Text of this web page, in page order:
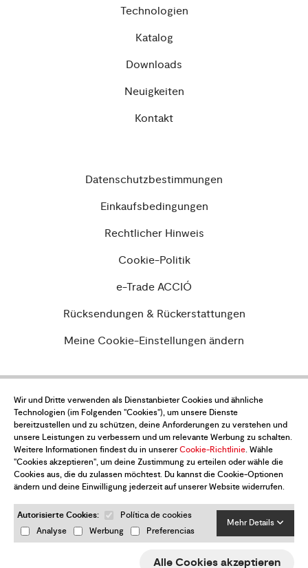
Technologien
Katalog
Downloads
Neuigkeiten
Kontakt
Datenschutzbestimmungen
Einkaufsbedingungen
Rechtlicher Hinweis
Cookie-Politik
e-Trade ACCIÓ
Rücksendungen & Rückerstattungen
Meine Cookie-Einstellungen ändern
Möchtest du über alle Neuigkeiten auf
dem Laufenden sein?
Abonniere den Newsletter
Wir und Dritte verwenden als Dienstanbieter Cookies und ähnliche
Technologien (im Folgenden "Cookies"), um unsere Dienste
bereitzustellen und zu schützen, deine Anforderungen zu verstehen und
unsere Leistungen zu verbessern und um relevante Werbung zu schalten.
Weitere Informationen findest du in unsererCookie-Richtlinie. Wähle
"Cookies akzeptieren", um deine Zustimmung zu erteilen oder wähle die
Cookies aus, die du zulassen möchtest. Du kannst die Cookie-Optionen
ändern und deine Einwilligung jederzeit auf unserer Website widerrufen.
Autorisierte Cookies:
Política de cookies
Analyse
Werbung Preferencias
Mehr Details
Alle Cookies akzeptieren